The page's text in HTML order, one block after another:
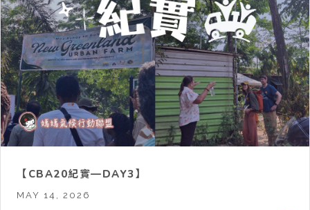
【CBA20紀實—DAY3】
MAY 14, 2026